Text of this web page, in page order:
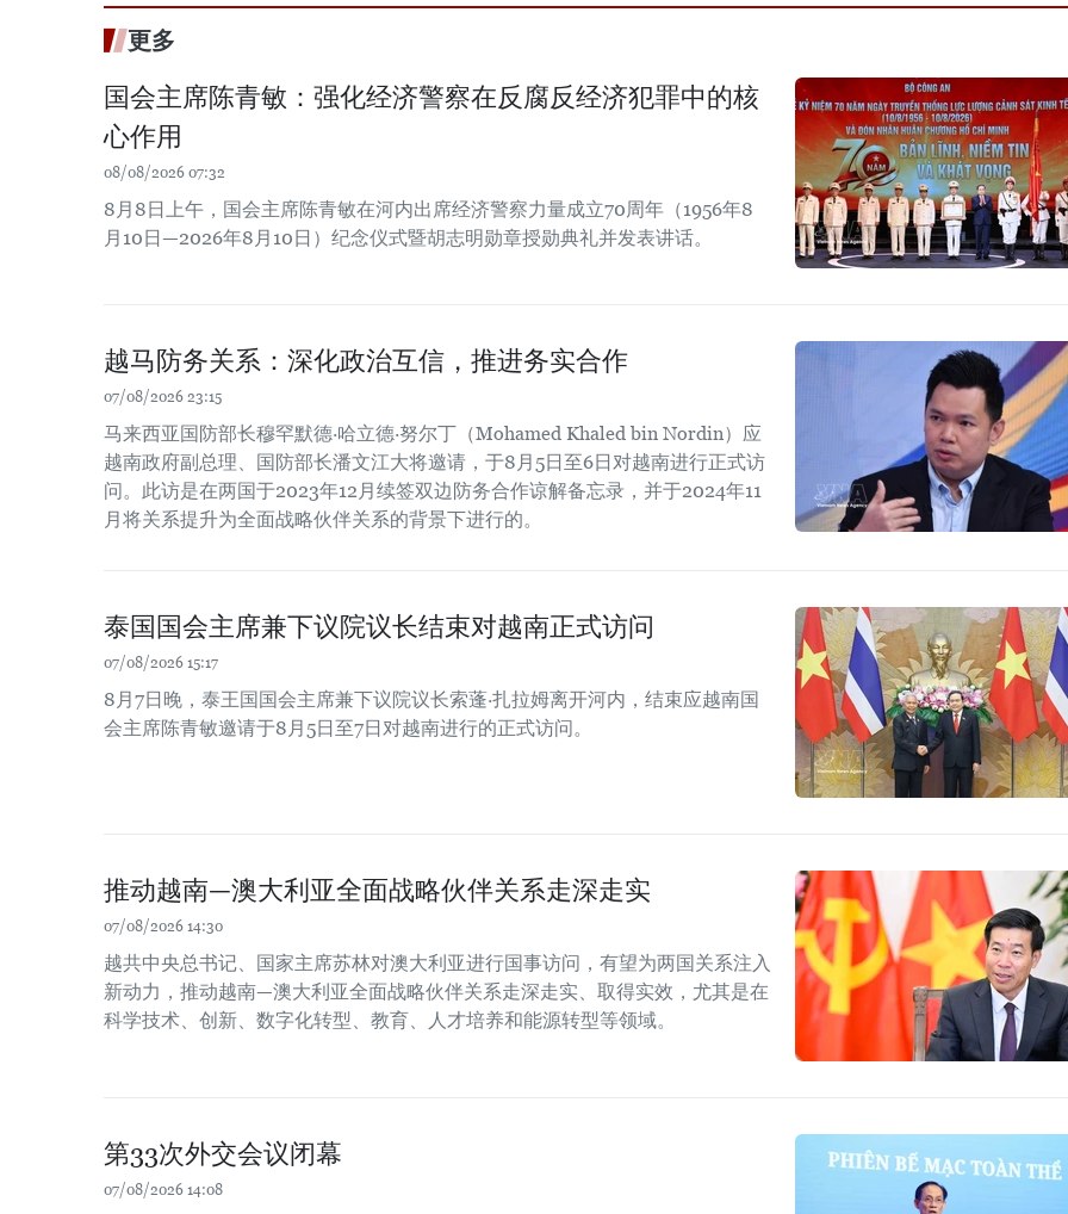
更多
国会主席陈青敏：强化经济警察在反腐反经济犯罪中的核
心作用
08/08/2026 07:32
8月8日上午，国会主席陈青敏在河内出席经济警察力量成立70周年（1956年8
月10日—2026年8月10日）纪念仪式暨胡志明勋章授勋典礼并发表讲话。
越马防务关系：深化政治互信，推进务实合作
07/08/2026 23:15
马来西亚国防部长穆罕默德·哈立德·努尔丁（Mohamed Khaled bin Nordin）应
越南政府副总理、国防部长潘文江大将邀请，于8月5日至6日对越南进行正式访
问。此访是在两国于2023年12月续签双边防务合作谅解备忘录，并于2024年11
月将关系提升为全面战略伙伴关系的背景下进行的。
泰国国会主席兼下议院议长结束对越南正式访问
07/08/2026 15:17
8月7日晚，泰王国国会主席兼下议院议长索蓬·扎拉姆离开河内，结束应越南国
会主席陈青敏邀请于8月5日至7日对越南进行的正式访问。
推动越南—澳大利亚全面战略伙伴关系走深走实
07/08/2026 14:30
越共中央总书记、国家主席苏林对澳大利亚进行国事访问，有望为两国关系注入
新动力，推动越南—澳大利亚全面战略伙伴关系走深走实、取得实效，尤其是在
科学技术、创新、数字化转型、教育、人才培养和能源转型等领域。
第33次外交会议闭幕
07/08/2026 14:08